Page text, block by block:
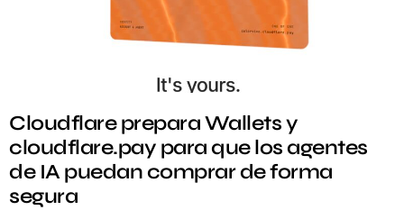
Cloudflare prepara Wallets y
cloudflare.pay para que los agentes
de IA puedan comprar de forma
segura